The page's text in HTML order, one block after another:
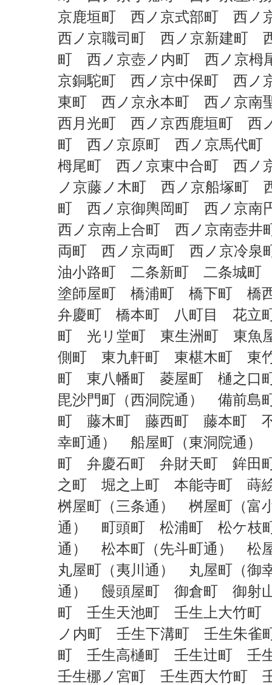
京鹿垣町 西ノ京式部町 西
西ノ京職司町 西ノ京新建町
町 西ノ京壺ノ内町 西ノ京栂
京銅駝町 西ノ京中保町 西ノ
東町 西ノ京永本町 西ノ京南
西月光町 西ノ京西鹿垣町 西
町 西ノ京原町 西ノ京馬代町
栂尾町 西ノ京東中合町 西ノ
ノ京藤ノ木町 西ノ京船塚町
町 西ノ京御輿岡町 西ノ京
西ノ京南上合町 西ノ京南壺
両町 西ノ京両町 西ノ京冷
油小路町 二条新町 二条城
塗師屋町 橋浦町 橋下町 橋
弁慶町 橋本町 八町目 花立
町 光リ堂町 東生洲町 東魚
側町 東九軒町 東椹木町 東
町 東八幡町 菱屋町 樋之口
毘沙門町（西洞院通） 備前
町 藤木町 藤西町 藤本町
幸町通） 船屋町（東洞院通
町 弁慶石町 弁財天町 鉾田
之町 堀之上町 本能寺町 蒔
桝屋町（三条通） 桝屋町（富
通） 町頭町 松浦町 松ケ枝
通） 松本町（先斗町通）
丸屋町（夷川通） 丸屋町（御
通） 饅頭屋町 御倉町 御射
町 壬生天池町 壬生上大竹町
ノ内町 壬生下溝町 壬生朱
町 壬生高樋町 壬生辻町 壬
壬生梛ノ宮町 壬生西大竹町